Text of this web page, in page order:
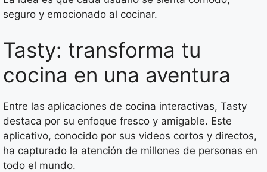
seguro y emocionado al cocinar.
Tasty: transforma tu
cocina en una aventura
Entre las aplicaciones de cocina interactivas, Tasty
destaca por su enfoque fresco y amigable. Este
aplicativo, conocido por sus videos cortos y directos,
ha capturado la atención de millones de personas en
todo el mundo.